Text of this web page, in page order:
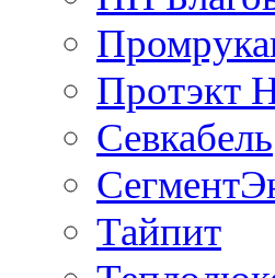
Протэкт
Севкабель
Тайпит